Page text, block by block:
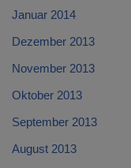
Januar 2014
Dezember 2013
November 2013
Oktober 2013
September 2013
August 2013